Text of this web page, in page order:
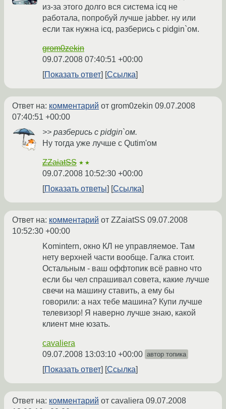
из-за этого долго вся система icq не
работала, попробуй лучше jabber. ну или
если так нужна icq, разберись с pidgin`ом.
grom0zekin
09.07.2008 07:40:51 +00:00
Показать ответ
Ссылка
Ответ на: комментарий от grom0zekin 09.07.2008
07:40:51 +00:00
>> разберись с pidgin`ом.
Ну тогда уже лучше с Qutim'ом
ZZaiatSS ★★
09.07.2008 10:52:30 +00:00
Показать ответы
Ссылка
Ответ на: комментарий от ZZaiatSS 09.07.2008
10:52:30 +00:00
Komintern, окно КЛ не управляемое. Там
нету верхней части вообще. Галка стоит.
Остальным - ваш оффтопик всё равно что
если бы чел спрашивал совета, какие лучше
свечи на машину ставить, а ему бы
говорили: а нах тебе машина? Купи лучше
телевизор! Я наверно лучше знаю, какой
клиент мне юзать.
cavaliera
09.07.2008 13:03:10 +00:00 автор топика
Показать ответ Ссылка
Ответ на: комментарий от cavaliera 09.07.2008